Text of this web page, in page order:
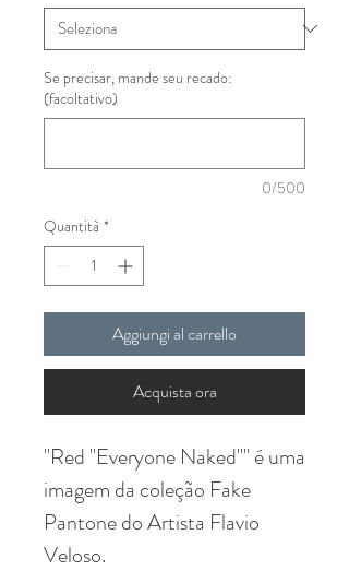
Se precisar, mande seu recado:
(facoltativo)
0/500
Quantità *
Aggiungi al carrello
Acquista ora
"Red "Everyone Naked"" é uma
imagem da coleção Fake
Pantone do Artista Flavio
Veloso.